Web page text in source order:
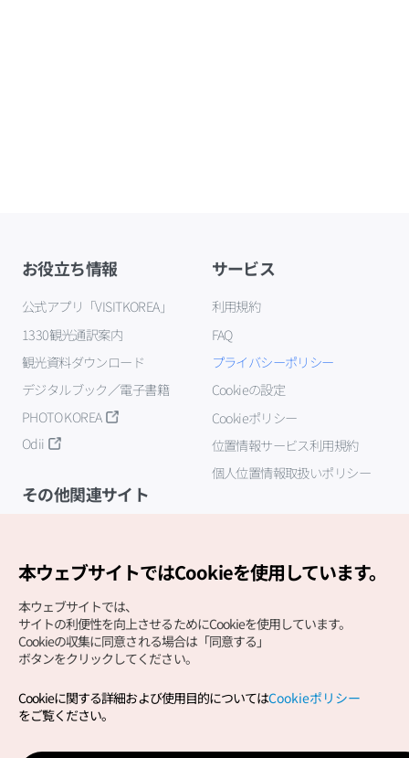
お役立ち情報
公式アプリ「VISITKOREA」
1330観光通訳案内
観光資料ダウンロード
デジタルブック／電子書籍
PHOTO KOREA
Odii
サービス
利用規約
FAQ
プライバシーポリシー
Cookieの設定
Cookieポリシー
位置情報サービス利用規約
個人位置情報取扱いポリシー
その他関連サイト
Copyright (c) Korea Tourism Organization All Rights
サイトエラー報告公式メール
本ウェブサイトではCookieを使用しています。
本ウェブサイトでは、
サイトの利便性を向上させるためにCookieを使用しています。
Cookieの収集に同意される場合は「同意する」
ボタンをクリックしてください。
Cookieに関する詳細および使用目的についてはCookieポリシー
をご覧ください。